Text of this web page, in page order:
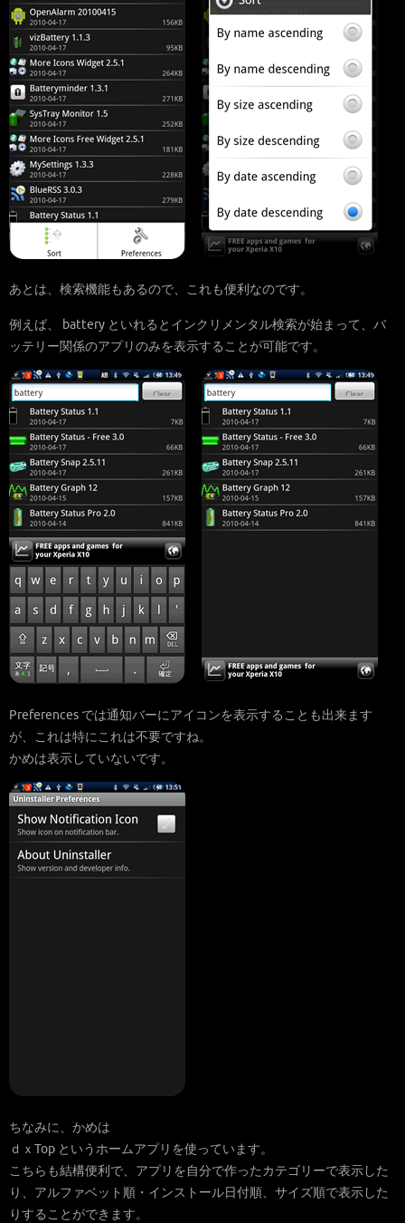
あとは、検索機能もあるので、これも便利なのです。
例えば、 battery といれるとインクリメンタル検索が始まって、バ
ッテリー関係のアプリのみを表示することが可能です。
Preferences では通知バーにアイコンを表示することも出来ます
が、これは特にこれは不要ですね。
かめは表示していないです。
ちなみに、かめは
ｄｘTop というホームアプリを使っています。
こちらも結構便利で、アプリを自分で作ったカテゴリーで表示した
り、アルファベット順・インストール日付順、サイズ順で表示した
りすることができます。